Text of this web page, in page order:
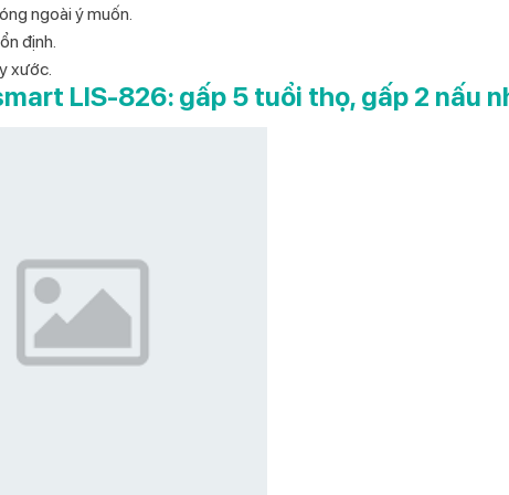
ngoài ý muốn.
định.
xước.
LIS-826: gấp 5 tuổi thọ, gấp 2 nấu